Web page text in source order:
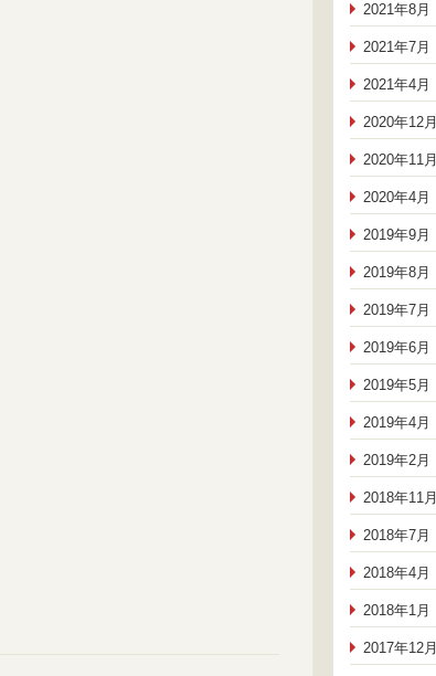
2021年8月
2021年7月
2021年4月
2020年12月
2020年11月
2020年4月
2019年9月
2019年8月
2019年7月
2019年6月
2019年5月
2019年4月
2019年2月
2018年11月
2018年7月
2018年4月
2018年1月
2017年12月